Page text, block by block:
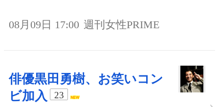
08月09日 17:00 週刊女性PRIME
俳優黒田勇樹、お笑いコン
ビ加入
23